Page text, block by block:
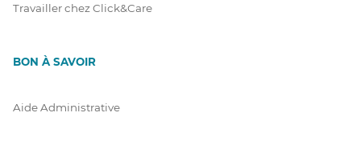
Travailler chez Click&Care
BON À SAVOIR
Aide Administrative